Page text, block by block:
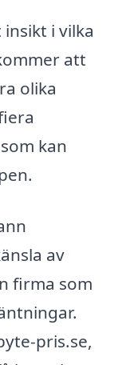
i vilka
att
olika
kan
av
firma som
pris.se,